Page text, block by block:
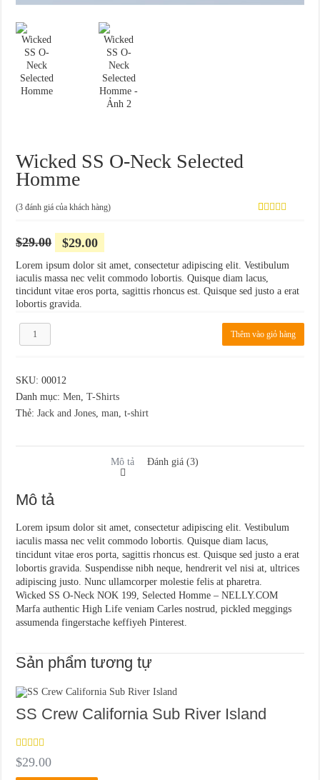
Wicked SS O-Neck Selected
Homme
(3 đánh giá của khách hàng)
$29.00
Giá
gốc
là:
$29.00.
$29.00
hiện
tại
là:
$29.00.
Lorem ipsum dolor sit amet, consectetur adipiscing elit. Vestibulum
iaculis massa nec velit commodo lobortis. Quisque diam lacus,
tincidunt vitae eros porta, sagittis rhoncus est. Quisque sed justo a erat
lobortis gravida.
Wicked
Selected
Homme
lượng
Thêm vào giỏ hàng
SKU:00012
Danh mục:Men ,T-Shirts
Thẻ:Jack and Jones ,man ,t-shirt
Mô tả Đánh giá (3)
Mô tả
Lorem ipsum dolor sit amet, consectetur adipiscing elit. Vestibulum
iaculis massa nec velit commodo lobortis. Quisque diam lacus,
tincidunt vitae eros porta, sagittis rhoncus est. Quisque sed justo a erat
lobortis gravida. Suspendisse nibh neque, hendrerit vel nisi at, ultrices
adipiscing justo. Nunc ullamcorper molestie felis at pharetra.
Wicked SS O-Neck NOK 199, Selected Homme – NELLY.COM
Marfa authentic High Life veniam Carles nostrud, pickled meggings
assumenda fingerstache keffiyeh Pinterest.
Sản phẩm tương tự
SS Crew California Sub River Island
Được
xếp
$29.00